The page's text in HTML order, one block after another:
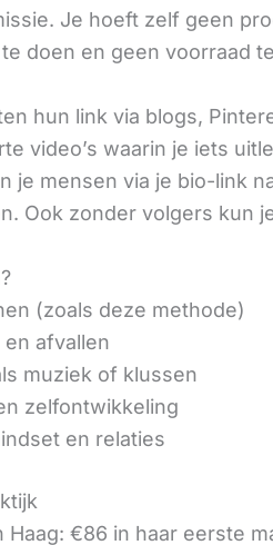
Je hoeft zelf geen
doen en geen voorraad
hun link via blogs,
video’s waarin je iets
je mensen via je bio-link
Ook zonder volgers kun
(zoals deze methode)
afvallen
muziek of klussen
zelfontwikkeling
en relaties
Haag: €86 in haar eerste